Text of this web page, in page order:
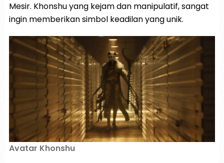
Mesir. Khonshu yang kejam dan manipulatif, sangat
ingin memberikan simbol keadilan yang unik.
Avatar Khonshu